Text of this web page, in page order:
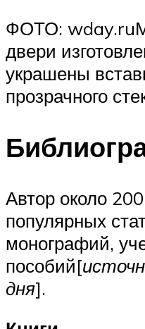
ФОТО:
двери
украшены
прозрачного
Автор около
популярных
монографий,
пособий[
дня].